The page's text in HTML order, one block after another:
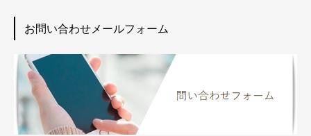
お問い合わせメールフォーム